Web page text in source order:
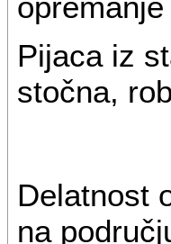
Pijaca iz
stočna,
Delatnost
na